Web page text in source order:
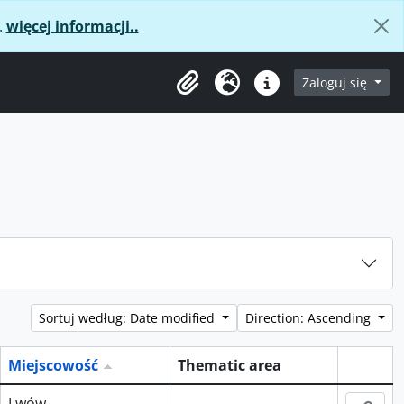
więcej informacji..
Clipboard
Język Podręczne linki
Zaloguj się
Sortuj według: Date modified Direction: Ascending
Miejscowość
Thematic area